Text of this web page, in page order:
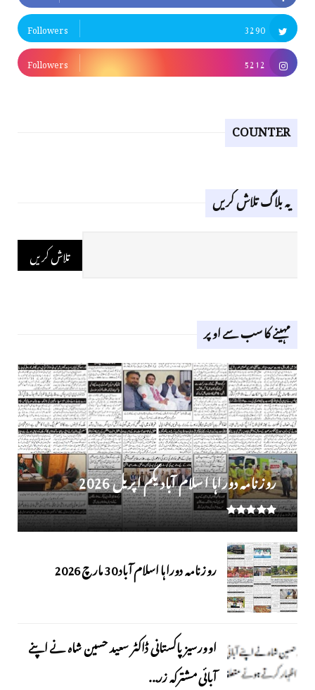
3290
Followers
5212
Followers
COUNTER
یہ بلاگ تلاش کریں
مہینے کا سب سے اوپر
روز نامہ دوراہا اسلام آباد یکم اپریل 2026
روزنامہ دوراہا اسلام آباد 30 مارچ 2026
اوورسیز پاکستانی ڈاکٹر سعید حسین شاہ نے اپنے
آبائی مشترکہ زر...